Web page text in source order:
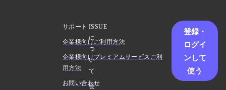
ISSUE
に
つ
い
て
会
サポート
企業様向けご利用方法
企業様向けプレミアムサービスご利
用方法
お問い合わせ
登録・
ログイ
ンして
使う